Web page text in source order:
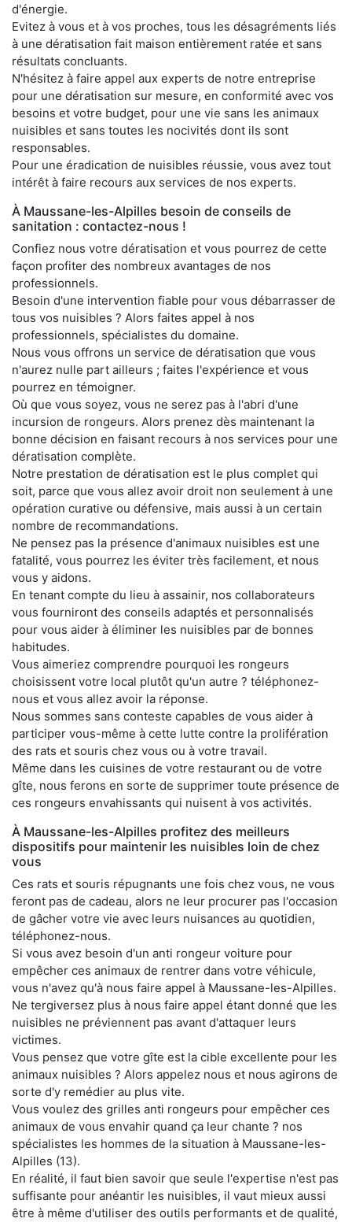
d'énergie.
Evitez à vous et à vos proches, tous les désagréments liés
à une dératisation fait maison entièrement ratée et sans
résultats concluants.
N'hésitez à faire appel aux experts de notre entreprise
pour une dératisation sur mesure, en conformité avec vos
besoins et votre budget, pour une vie sans les animaux
nuisibles et sans toutes les nocivités dont ils sont
responsables.
Pour une éradication de nuisibles réussie, vous avez tout
intérêt à faire recours aux services de nos experts.
À Maussane-les-Alpilles besoin de conseils de
sanitation : contactez-nous !
Confiez nous votre dératisation et vous pourrez de cette
façon profiter des nombreux avantages de nos
professionnels.
Besoin d'une intervention fiable pour vous débarrasser de
tous vos nuisibles ? Alors faites appel à nos
professionnels, spécialistes du domaine.
Nous vous offrons un service de dératisation que vous
n'aurez nulle part ailleurs ; faites l'expérience et vous
pourrez en témoigner.
Où que vous soyez, vous ne serez pas à l'abri d'une
incursion de rongeurs. Alors prenez dès maintenant la
bonne décision en faisant recours à nos services pour une
dératisation complète.
Notre prestation de dératisation est le plus complet qui
soit, parce que vous allez avoir droit non seulement à une
opération curative ou défensive, mais aussi à un certain
nombre de recommandations.
Ne pensez pas la présence d'animaux nuisibles est une
fatalité, vous pourrez les éviter très facilement, et nous
vous y aidons.
En tenant compte du lieu à assainir, nos collaborateurs
vous fourniront des conseils adaptés et personnalisés
pour vous aider à éliminer les nuisibles par de bonnes
habitudes.
Vous aimeriez comprendre pourquoi les rongeurs
choisissent votre local plutôt qu'un autre ? téléphonez-
nous et vous allez avoir la réponse.
Nous sommes sans conteste capables de vous aider à
participer vous-même à cette lutte contre la prolifération
des rats et souris chez vous ou à votre travail.
Même dans les cuisines de votre restaurant ou de votre
gîte, nous ferons en sorte de supprimer toute présence de
ces rongeurs envahissants qui nuisent à vos activités.
À Maussane-les-Alpilles profitez des meilleurs
dispositifs pour maintenir les nuisibles loin de chez
vous
Ces rats et souris répugnants une fois chez vous, ne vous
feront pas de cadeau, alors ne leur procurer pas l'occasion
de gâcher votre vie avec leurs nuisances au quotidien,
téléphonez-nous.
Si vous avez besoin d'un anti rongeur voiture pour
empêcher ces animaux de rentrer dans votre véhicule,
vous n'avez qu'à nous faire appel à Maussane-les-Alpilles.
Ne tergiversez plus à nous faire appel étant donné que les
nuisibles ne préviennent pas avant d'attaquer leurs
victimes.
Vous pensez que votre gîte est la cible excellente pour les
animaux nuisibles ? Alors appelez nous et nous agirons de
sorte d'y remédier au plus vite.
Vous voulez des grilles anti rongeurs pour empêcher ces
animaux de vous envahir quand ça leur chante ? nos
spécialistes les hommes de la situation à Maussane-les-
Alpilles (13).
En réalité, il faut bien savoir que seule l'expertise n'est pas
suffisante pour anéantir les nuisibles, il vaut mieux aussi
être à même d'utiliser des outils performants et de qualité,